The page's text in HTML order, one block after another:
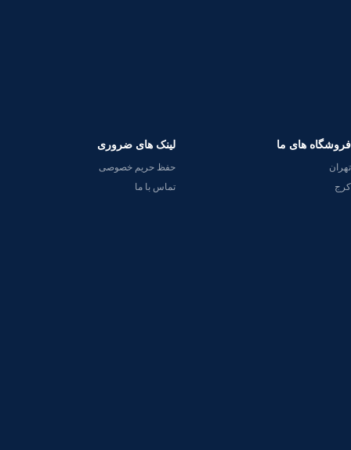
فروشگاه های ما
تهران
کرج
لینک های ضروری
حفظ حریم خصوصی
تماس با ما